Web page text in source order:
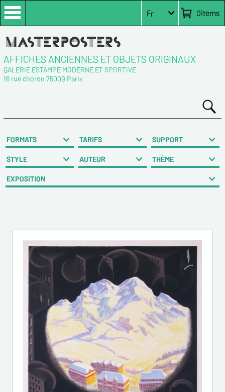
0items
Fr
AFFICHES ANCIENNES ET OBJETS ORIGINAUX
GALERIE ESTAMPE MODERNE ET SPORTIVE
16 rue choron 75009 Paris
FORMATS TARIFS SUPPORT
STYLE AUTEUR THÈME
EXPOSITION